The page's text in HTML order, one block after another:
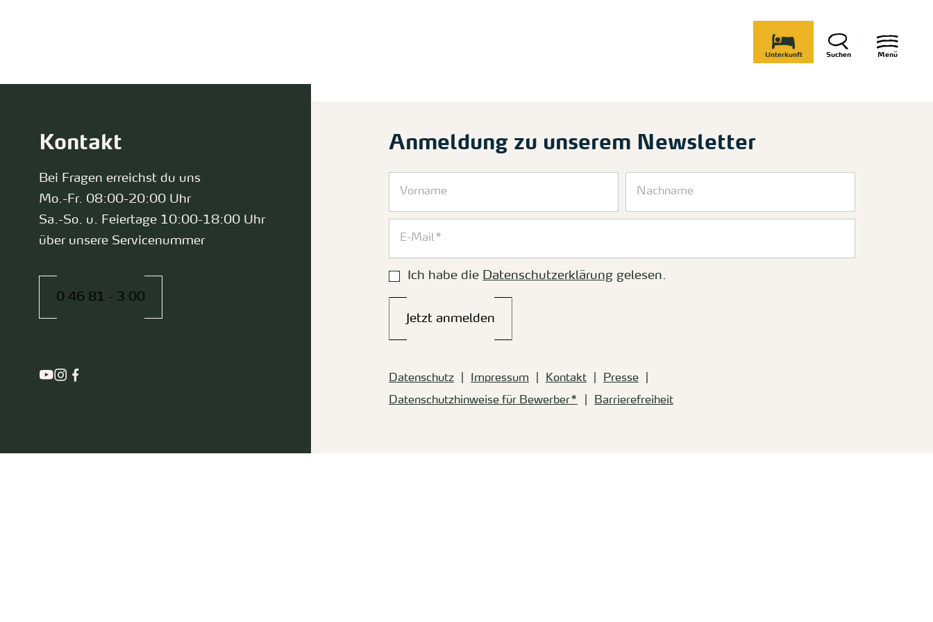
Menü
Suchen
Unterkunft
Anmeldung zu unserem Newsletter
Ich habe die Datenschutzerklärung gelesen.
Jetzt anmelden
Datenschutz Impressum Kontakt
Presse
Datenschutzhinweise für Bewerber*
Barrierefreiheit
Kontakt
Bei Fragen erreichst du uns
Mo.-Fr. 08:00-20:00 Uhr
Sa.-So. u. Feiertage 10:00-18:00 Uhr
über unsere Servicenummer
0 46 81 - 3 00